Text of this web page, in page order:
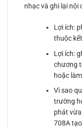
nhạc và ghi lại nội
Lợi ích:
thuộc
Lợi ích:
chương
hoặc
Vì sao
trường
phát
708A